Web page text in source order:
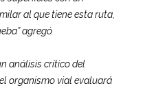
al que tiene esta ruta,
agregó.
análisis crítico del
organismo vial evaluará